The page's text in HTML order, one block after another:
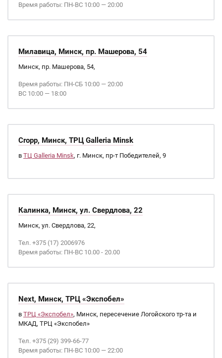
Время работы: ПН-ВС 10:00 — 20:00
Милавица, Минск, пр. Машерова, 54
Минск, пр. Машерова, 54,
Время работы: ПН-СБ 10:00 — 20:00
ВС 10:00 — 18:00
Cropp, Минск, ТРЦ Galleria Minsk
в ТЦ Galleria Minsk, г. Минск, пр-т Победителей, 9
Калинка, Минск, ул. Свердлова, 22
Минск, ул. Свердлова, 22,
Тел. +375 (17) 2006976
Время работы: ПН-ВС 10.00 - 20.00
Next, Минск, ТРЦ «Экспобел»
в ТРЦ «Экспобел», Минск, пересечение Логойского тр-та и
МКАД, ТРЦ «Экспобел»
Тел. +375 (29) 399-66-77
Время работы: ПН-ВС 10:00 — 22:00